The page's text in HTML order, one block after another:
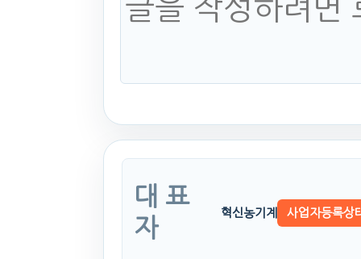
대 표
자
혁신농기계 사업자등록상